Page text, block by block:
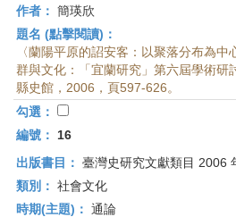
作者： 簡瑛欣
題名 (點擊閱讀)：
〈蘭陽平原的詔安客：以聚落分布為
群與文化：「宜蘭研究」第六屆學術研
縣史館，2006，頁597-626。
勾選：
編號：
16
出版書目： 臺灣史研究文獻類目 2006
類別： 社會文化
時期(主題)： 通論